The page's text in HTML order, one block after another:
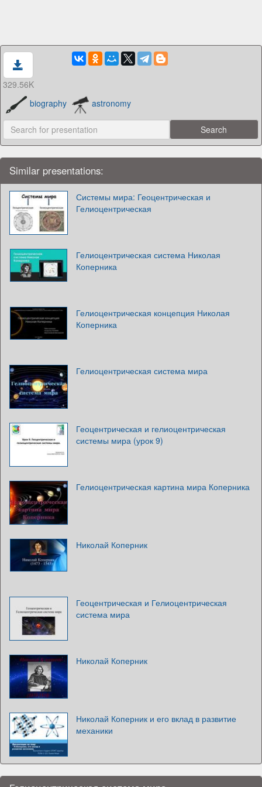
329.56K
biography
astronomy
Similar presentations:
Системы мира: Геоцентрическая и
Гелиоцентрическая
Гелиоцентрическая система Николая
Коперника
Гелиоцентрическая концепция Николая
Коперника
Гелиоцентрическая система мира
Геоцентрическая и гелиоцентрическая
системы мира (урок 9)
Гелиоцентрическая картина мира Коперника
Николай Коперник
Геоцентрическая и Гелиоцентрическая
система мира
Николай Коперник
Николай Коперник и его вклад в развитие
механики